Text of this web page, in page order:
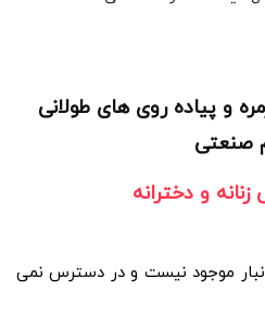
و پیاده روی های طولانی
صنعتی
و دخترانه
موجود نیست و در دسترس نمی